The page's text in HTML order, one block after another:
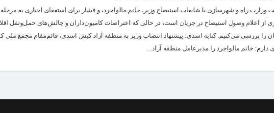
راه و شهرسازی با شایعات استیضاح وزیر، خانم مالواجرد، و فشار برای استعفای اجباری به
از اعلام وصول استیضاح در جریان است، در حالی که اعتراضات کامیون‌داران و چالش‌های حمل‌ونقل
را بررسی می‌کنیم. کنایه اسدی: پیشنهاد انتصاب وزیر به منطقه آزاد کیش اسدی، قائم‌مقام مجمع ملی
دارم: خانم مالواجرد را مدیرعامل منطقه آزاد...